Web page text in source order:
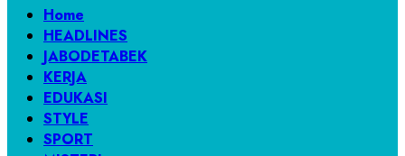
Home
HEADLINES
JABODETABEK
KERJA
EDUKASI
STYLE
SPORT